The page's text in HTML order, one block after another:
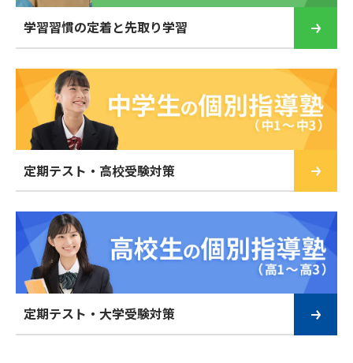
学習習慣の定着と先取り学習
定期テスト・高校受験対策
定期テスト・大学受験対策